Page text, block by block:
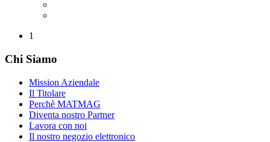
1
Chi Siamo
Mission Aziendale
Il Titolare
Perchè MATMAG
Diventa nostro Partner
Lavora con noi
Il nostro negozio elettronico